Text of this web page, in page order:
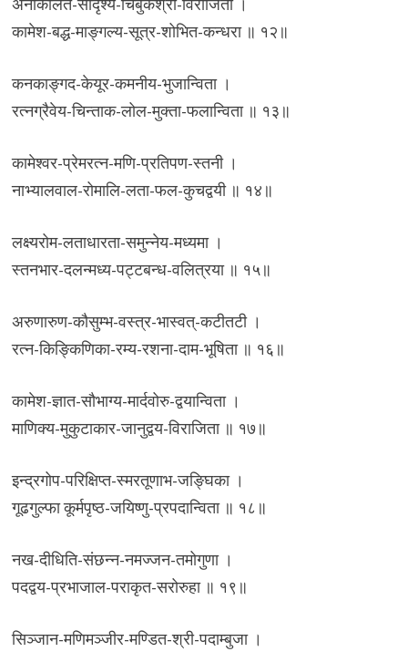
कामेश-बद्ध-माङ्गल्य-सूत्र-शोभित-कन्धरा ॥ १२॥
कनकाङ्गद-केयूर-कमनीय-भुजान्विता ।
रत्नग्रैवेय-चिन्ताक-लोल-मुक्ता-फलान्विता ॥ १३॥
कामेश्वर-प्रेमरत्न-मणि-प्रतिपण-स्तनी ।
नाभ्यालवाल-रोमालि-लता-फल-कुचद्वयी ॥ १४॥
लक्ष्यरोम-लताधारता-समुन्नेय-मध्यमा ।
स्तनभार-दलन्मध्य-पट्टबन्ध-वलित्रया ॥ १५॥
अरुणारुण-कौसुम्भ-वस्त्र-भास्वत्-कटीतटी ।
रत्न-किङ्किणिका-रम्य-रशना-दाम-भूषिता ॥ १६॥
कामेश-ज्ञात-सौभाग्य-मार्दवोरु-द्वयान्विता ।
माणिक्य-मुकुटाकार-जानुद्वय-विराजिता ॥ १७॥
इन्द्रगोप-परिक्षिप्त-स्मरतूणाभ-जङ्घिका ।
गूढगुल्फा कूर्मपृष्ठ-जयिष्णु-प्रपदान्विता ॥ १८॥
नख-दीधिति-संछन्न-नमज्जन-तमोगुणा ।
पदद्वय-प्रभाजाल-पराकृत-सरोरुहा ॥ १९॥
सिञ्जान-मणिमञ्जीर-मण्डित-श्री-पदाम्बुजा ।